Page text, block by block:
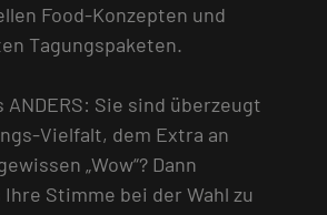
Food-Konzepten und
Tagungspaketen.
ANDERS: Sie sind überzeugt
Vielfalt, dem Extra an
„Wow“? Dann
Stimme bei der Wahl zu